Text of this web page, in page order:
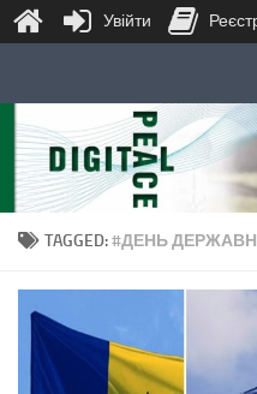
Skip to content
TAGGED:#ДЕНЬ
Увійти